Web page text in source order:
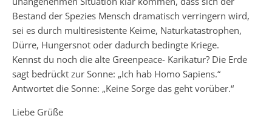
Bestand der Spezies Mensch dramatisch verringern wird,
sei es durch multiresistente Keime, Naturkatastrophen,
Dürre, Hungersnot oder dadurch bedingte Kriege.
Kennst du noch die alte Greenpeace- Karikatur? Die Erde
sagt bedrückt zur Sonne: „Ich hab Homo Sapiens.“
Antwortet die Sonne: „Keine Sorge das geht vorüber.“
Liebe Grüße